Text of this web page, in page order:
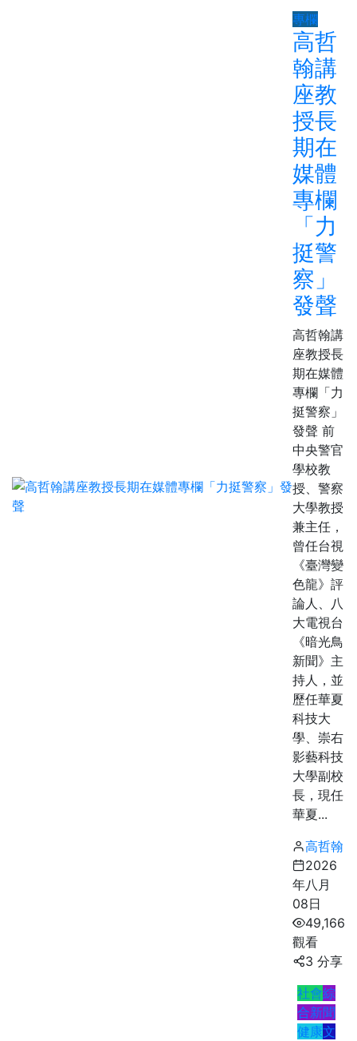
專欄
高哲
翰講
座教
授長
期在
媒體
專欄
「力
挺警
察」
發聲
高哲翰講
座教授長
期在媒體
專欄「力
挺警察」
發聲 前
中央警官
學校教
授、警察
大學教授
兼主任，
曾任台視
《臺灣變
色龍》評
論人、八
大電視台
《暗光鳥
新聞》主
持人，並
歷任華夏
科技大
學、崇右
影藝科技
大學副校
長，現任
華夏...
高哲翰
2026
年八月
08日
49,166
觀看
3 分享
社會綜
合新聞
健康文